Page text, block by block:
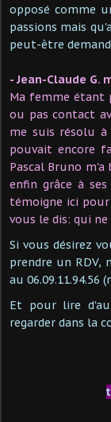
opposé comme
passions mais
peut-être
- Jean-Claude G.
Ma femme étant
ou pas contact
me suis résolu
pouvait encore
Pascal Bruno
enfin grâce à
témoigne ici
vous le dis: qui ne
Si vous désirez
prendre un RDV,
au 06.09.11.94.56
Et pour lire
regarder dans la